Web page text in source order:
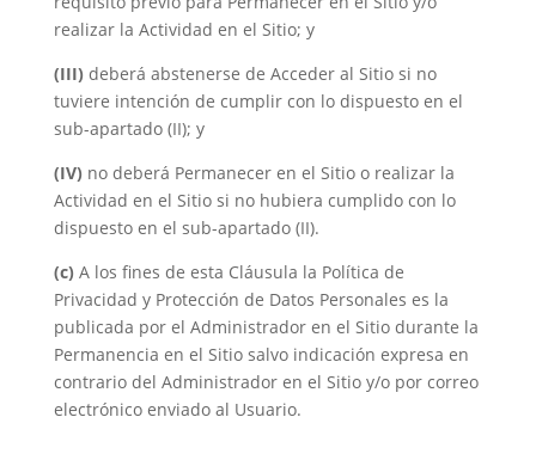
realizar la Actividad en el Sitio; y
(III) deberá abstenerse de Acceder al Sitio si no
tuviere intención de cumplir con lo dispuesto en el
sub-apartado (II); y
(IV) no deberá Permanecer en el Sitio o realizar la
Actividad en el Sitio si no hubiera cumplido con lo
dispuesto en el sub-apartado (II).
(c) A los fines de esta Cláusula la Política de
Privacidad y Protección de Datos Personales es la
publicada por el Administrador en el Sitio durante la
Permanencia en el Sitio salvo indicación expresa en
contrario del Administrador en el Sitio y/o por correo
electrónico enviado al Usuario.